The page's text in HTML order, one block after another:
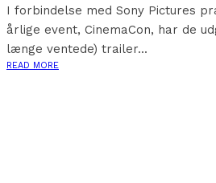
I forbindelse med Sony Pictures
årlige event, CinemaCon, har de
længe ventede) trailer...
READ MORE